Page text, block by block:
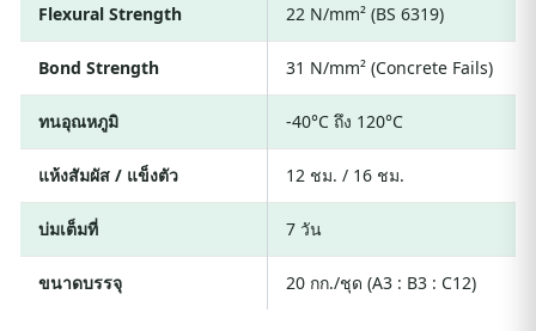
Flexural Strength 22 N/mm² (BS 6319)
Bond Strength 31 N/mm² (Concrete Fails)
ทนอุณหภูมิ -40°C ถึง 120°C
แห้งสัมผัส / แข็งตัว 12 ชม. / 16 ชม.
บ่มเต็มที่ 7 วัน
ขนาดบรรจุ 20 กก./ชุด (A3 : B3 : C12)